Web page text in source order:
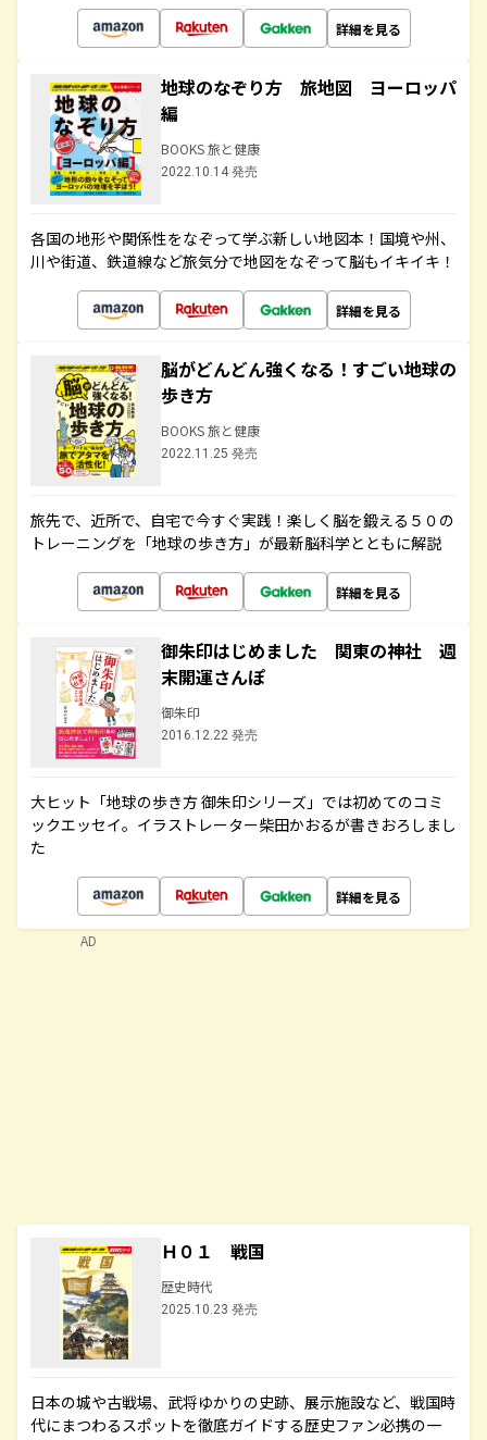
詳細を見る
地球のなぞり方 旅地図 ヨーロッパ
編
BOOKS 旅と健康
2022.10.14 発売
各国の地形や関係性をなぞって学ぶ新しい地図本！国境や州、
川や街道、鉄道線など旅気分で地図をなぞって脳もイキイキ！
詳細を見る
脳がどんどん強くなる！すごい地球の
歩き方
BOOKS 旅と健康
2022.11.25 発売
旅先で、近所で、自宅で今すぐ実践！楽しく脳を鍛える５０の
トレーニングを「地球の歩き方」が最新脳科学とともに解説
詳細を見る
御朱印はじめました 関東の神社 週
末開運さんぽ
御朱印
2016.12.22 発売
大ヒット「地球の歩き方 御朱印シリーズ」では初めてのコミ
ックエッセイ。イラストレーター柴田かおるが書きおろしまし
た
詳細を見る
Ｈ０１ 戦国
歴史時代
2025.10.23 発売
日本の城や古戦場、武将ゆかりの史跡、展示施設など、戦国時
代にまつわるスポットを徹底ガイドする歴史ファン必携の一
AD